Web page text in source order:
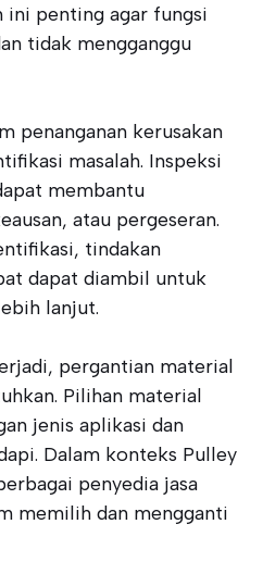
ini penting agar fungsi
tidak mengganggu
penanganan kerusakan
masalah. Inspeksi
membantu
atau pergeseran.
tindakan
dapat diambil untuk
lanjut.
pergantian material
Pilihan material
jenis aplikasi dan
Dalam konteks Pulley
penyedia jasa
memilih dan mengganti